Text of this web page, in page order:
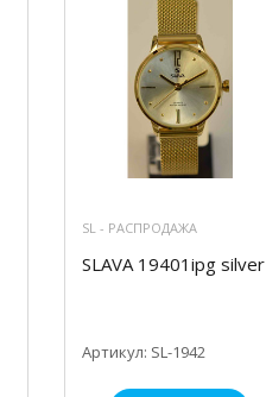
SL - РАСПРОДАЖА
SLAVA 19401ipg silver
Артикул: SL-1942